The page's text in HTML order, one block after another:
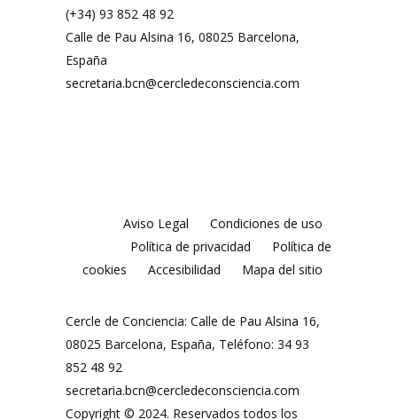
(+34) 93 852 48 92
Calle de Pau Alsina 16, 08025 Barcelona,
España
secretaria.bcn@cercledeconsciencia.com
Aviso Legal
Condiciones de uso
Política de privacidad
Política de
cookies
Accesibilidad Mapa del sitio
Cercle de Conciencia: Calle de Pau Alsina 16,
08025 Barcelona, España, Teléfono: 34 93
852 48 92
secretaria.bcn@cercledeconsciencia.com
Copyright © 2024. Reservados todos los